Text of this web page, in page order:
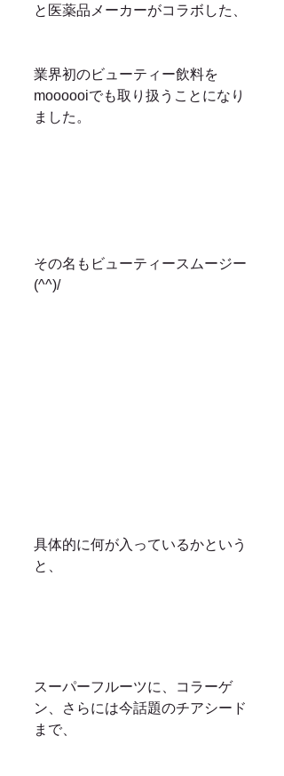
と医薬品メーカーがコラボした、
業界初のビューティー飲料を
moooooiでも取り扱うことになり
ました。
その名もビューティースムージー
(^^)/
具体的に何が入っているかという
と、
スーパーフルーツに、コラーゲ
ン、さらには今話題のチアシード
まで、